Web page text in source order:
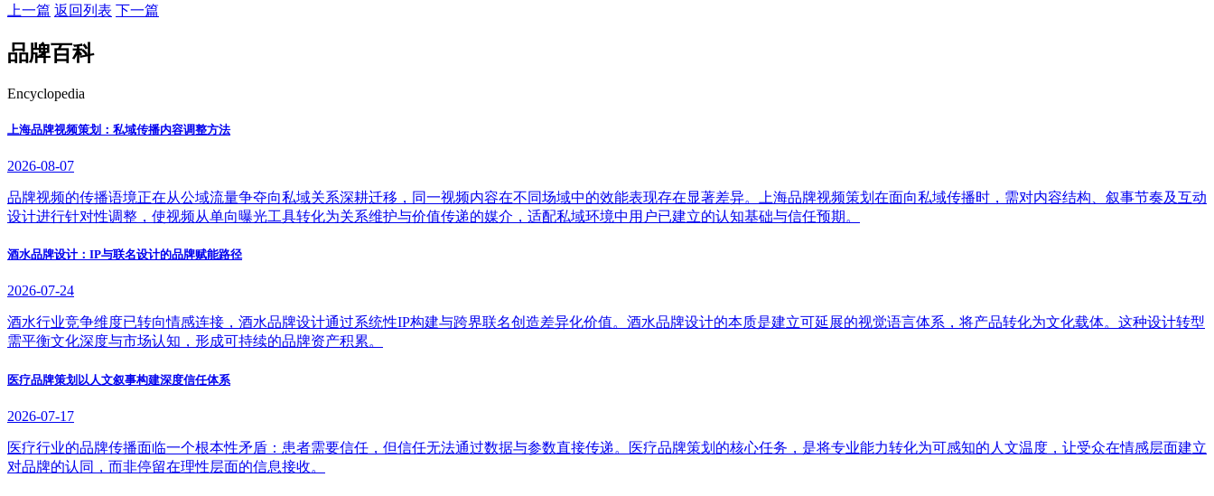
上一篇 返回列表 下一篇
品牌百科
Encyclopedia
上海品牌视频策划：私域传播内容调整方法
2026-08-07
品牌视频的传播语境正在从公域流量争夺向私域关系深耕迁移，同一视频内容在不同场域中的效能表现存在显著差异。上海品牌视频策划在面向私域传播时，需对内容结构、叙事节奏及互动
设计进行针对性调整，使视频从单向曝光工具转化为关系维护与价值传递的媒介，适配私域环境中用户已建立的认知基础与信任预期。
酒水品牌设计：IP与联名设计的品牌赋能路径
2026-07-24
酒水行业竞争维度已转向情感连接，酒水品牌设计通过系统性IP构建与跨界联名创造差异化价值。酒水品牌设计的本质是建立可延展的视觉语言体系，将产品转化为文化载体。这种设计转型
需平衡文化深度与市场认知，形成可持续的品牌资产积累。
医疗品牌策划以人文叙事构建深度信任体系
2026-07-17
医疗行业的品牌传播面临一个根本性矛盾：患者需要信任，但信任无法通过数据与参数直接传递。医疗品牌策划的核心任务，是将专业能力转化为可感知的人文温度，让受众在情感层面建立
对品牌的认同，而非停留在理性层面的信息接收。